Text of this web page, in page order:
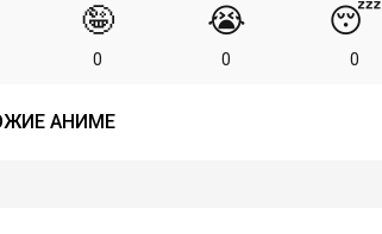
🤪
0
😭
0
😴
0
АНИМЕ